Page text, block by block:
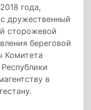
года,
дружественный
сторожевой
береговой
Комитета
в